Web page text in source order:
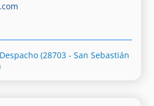
(28703 - San Sebastián